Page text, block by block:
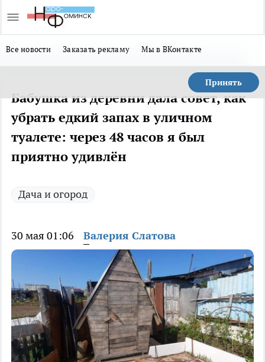
Все новости Заказать рекламу Мы в ВКонтакте
Принять
Бабушка из деревни дала совет, как
убрать едкий запах в уличном
туалете: через 48 часов я был
приятно удивлён
Дача и огород
30 мая 01:06 Валерия Слатова